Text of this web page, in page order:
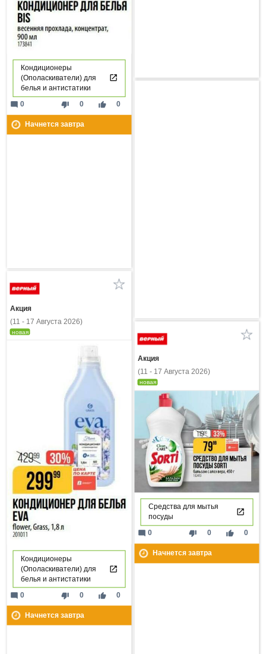
Кондиционеры
(Ополаскиватели) для
белья и антистатики
thumb_down 0 thumb_up 0
mode_comment 0
Начнется завтра
Акция
(11 - 17 Августа 2026)
новая
Кондиционеры
(Ополаскиватели) для
белья и антистатики
thumb_down 0 thumb_up 0
mode_comment 0
Начнется завтра
Акция
(11 - 17 Августа 2026)
новая
Средства для мытья
посуды
thumb_down 0 thumb_up 0
mode_comment 0
Начнется завтра